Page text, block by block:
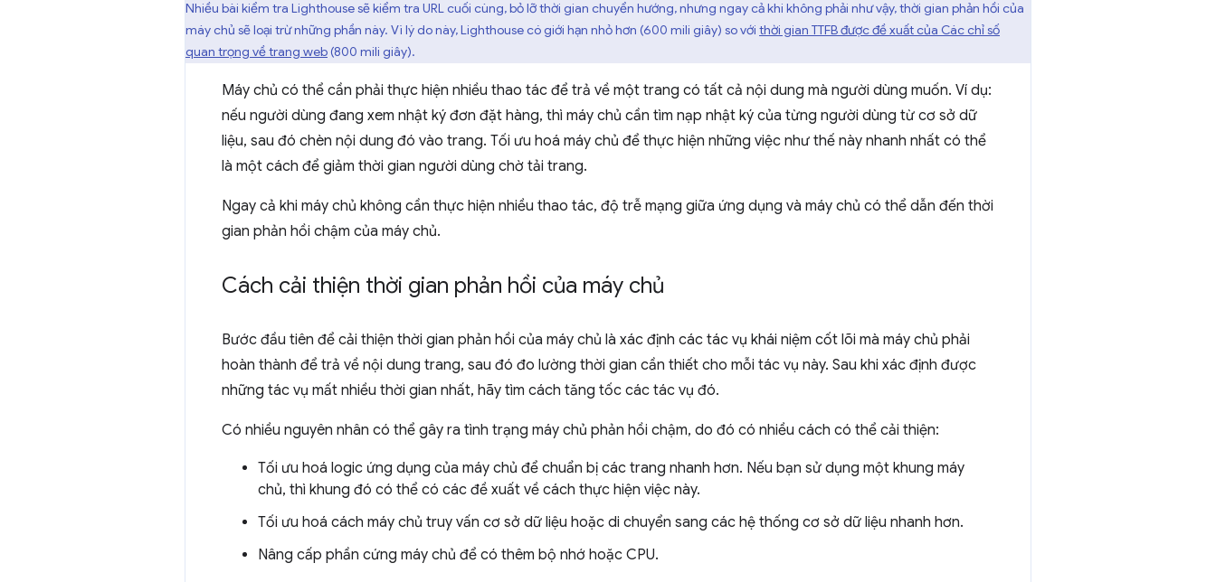
Nhiều bài kiểm tra Lighthouse sẽ kiểm tra URL cuối cùng, bỏ lỡ thời gian chuyển hướng, nhưng ngay cả khi không phải như vậy, thời gian phản hồi của
máy chủ sẽ loại trừ những phần này. Vì lý do này, Lighthouse có giới hạn nhỏ hơn (600 mili giây) so với thời gian TTFB được đề xuất của Các chỉ số
quan trọng về trang web(800 mili giây).
Máy chủ có thể cần phải thực hiện nhiều thao tác để trả về một trang có tất cả nội dung mà người dùng muốn. Ví dụ:
nếu người dùng đang xem nhật ký đơn đặt hàng, thì máy chủ cần tìm nạp nhật ký của từng người dùng từ cơ sở dữ
liệu, sau đó chèn nội dung đó vào trang. Tối ưu hoá máy chủ để thực hiện những việc như thế này nhanh nhất có thể
là một cách để giảm thời gian người dùng chờ tải trang.
Ngay cả khi máy chủ không cần thực hiện nhiều thao tác, độ trễ mạng giữa ứng dụng và máy chủ có thể dẫn đến thời
gian phản hồi chậm của máy chủ.
Cách cải thiện thời gian phản hồi của máy chủ
Bước đầu tiên để cải thiện thời gian phản hồi của máy chủ là xác định các tác vụ khái niệm cốt lõi mà máy chủ phải
hoàn thành để trả về nội dung trang, sau đó đo lường thời gian cần thiết cho mỗi tác vụ này. Sau khi xác định được
những tác vụ mất nhiều thời gian nhất, hãy tìm cách tăng tốc các tác vụ đó.
Có nhiều nguyên nhân có thể gây ra tình trạng máy chủ phản hồi chậm, do đó có nhiều cách có thể cải thiện:
Tối ưu hoá logic ứng dụng của máy chủ để chuẩn bị các trang nhanh hơn. Nếu bạn sử dụng một khung máy
chủ, thì khung đó có thể có các đề xuất về cách thực hiện việc này.
Tối ưu hoá cách máy chủ truy vấn cơ sở dữ liệu hoặc di chuyển sang các hệ thống cơ sở dữ liệu nhanh hơn.
Nâng cấp phần cứng máy chủ để có thêm bộ nhớ hoặc CPU.